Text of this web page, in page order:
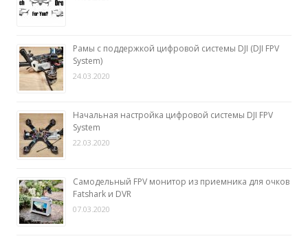
Рамы с поддержкой цифровой системы DJI (DJI FPV
System)
24.03.2020
Начальная настройка цифровой системы DJI FPV
System
22.03.2020
Самодельный FPV монитор из приемника для очков
Fatshark и DVR
07.03.2020